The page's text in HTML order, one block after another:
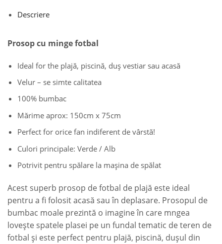
Descriere
Prosop cu minge fotbal
Ideal for the plajă, piscină, duș vestiar sau acasă
Velur – se simte calitatea
100% bumbac
Mărime aprox: 150cm x 75cm
Perfect for orice fan indiferent de vârstă!
Culori principale: Verde / Alb
Potrivit pentru spălare la mașina de spălat
Acest superb prosop de fotbal de plajă este ideal
pentru a fi folosit acasă sau în deplasare. Prosopul de
bumbac moale prezintă o imagine în care mngea
lovește spatele plasei pe un fundal tematic de teren de
fotbal și este perfect pentru plajă, piscină, dușul din